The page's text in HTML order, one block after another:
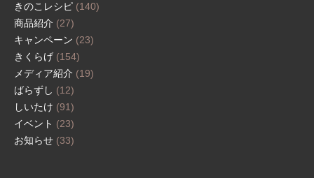
きのこレシピ (140)
商品紹介 (27)
キャンペーン (23)
きくらげ (154)
メディア紹介 (19)
ばらずし (12)
しいたけ (91)
イベント (23)
お知らせ (33)